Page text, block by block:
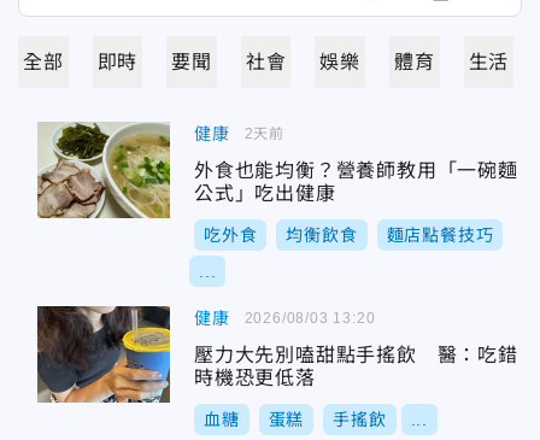
全部 即時 要聞 社會 娛樂 體育 生活
健康
外食也能均衡？營養師教用「一碗麵
公式」吃出健康
吃外食 均衡飲食 麵店點餐技巧
2天前
健康
壓力大先別嗑甜點手搖飲 醫：吃錯
時機恐更低落
血糖 蛋糕 手搖飲
2026/08/03 13:20